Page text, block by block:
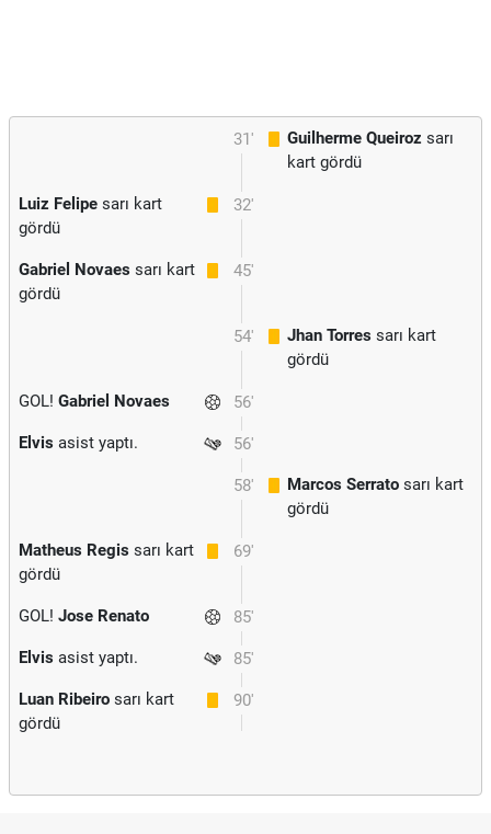
31' Guilherme Queiroz sarı
kart gördü
32'
Luiz Felipe sarı kart
gördü
45'
Gabriel Novaes sarı kart
gördü
54' Jhan Torres sarı kart
gördü
56'
GOL! Gabriel Novaes
56'
Elvis asist yaptı.
58' Marcos Serrato sarı kart
gördü
69'
Matheus Regis sarı kart
gördü
85'
GOL! Jose Renato
85'
Elvis asist yaptı.
90'
Luan Ribeiro sarı kart
gördü